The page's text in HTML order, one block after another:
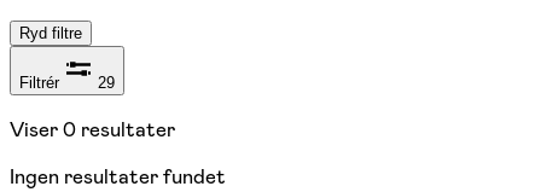
Ryd filtre
Filtrér 29
Viser0 resultater
Ingen resultater fundet